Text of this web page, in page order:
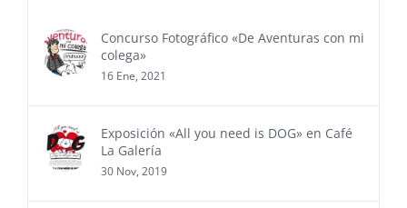
Concurso Fotográfico «De Aventuras con mi
colega»
16 Ene, 2021
Exposición «All you need is DOG» en Café
La Galería
30 Nov, 2019